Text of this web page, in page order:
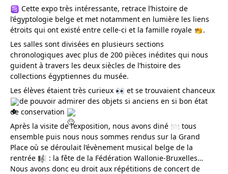
Cette expo très intéressante, retrace l’histoire de
l’égyptologie belge et met notamment en lumière les liens
étroits qui ont existé entre celle-ci et la famille royale
.
Les salles sont divisées en plusieurs sections
chronologiques avec plus de 200 pièces inédites qui nous
guident à travers les deux siècles de l’histoire des
collections égyptiennes du musée.
Les élèves étaient très curieux
et se trouvaient chanceux
de pouvoir admirer des objets si anciens en si bon état
de conservation
Après la visite de l’exposition, nous avons diné
tous
ensemble puis nous nous sommes rendus sur la Grand
Place où se déroulait l’évènement musical belge de la
rentrée
: la fête de la Fédération Wallonie-Bruxelles…
Nous avons donc eu droit aux répétitions de concert de